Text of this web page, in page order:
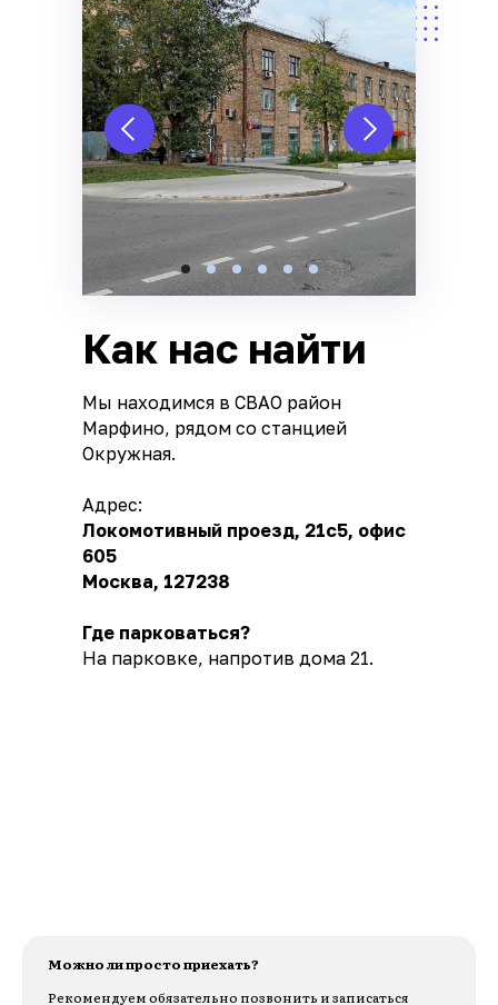
Мы находимся в СВАО район
Марфино, рядом со станцией
Окружная.
Адрес:
Локомотивный проезд, 21с5, офис
605
Москва, 127238
Где парковаться?
На парковке, напротив дома 21.
Как нас найти
Можно ли просто приехать?
Рекомендуем обязательно позвонить и записаться